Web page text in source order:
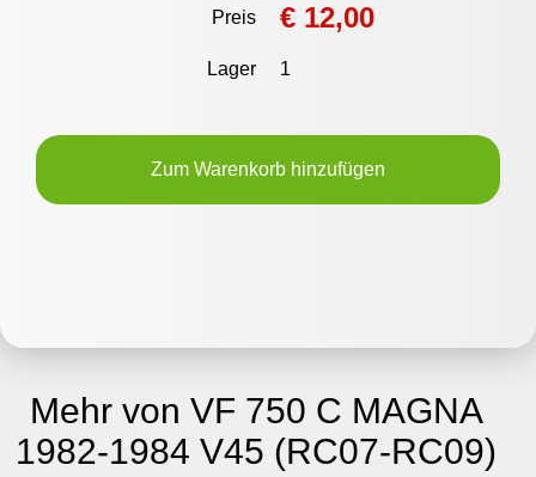
Preis € 12,00
Lager 1
Zum Warenkorb hinzufügen
Mehr von VF 750 C MAGNA
1982-1984 V45 (RC07-RC09)